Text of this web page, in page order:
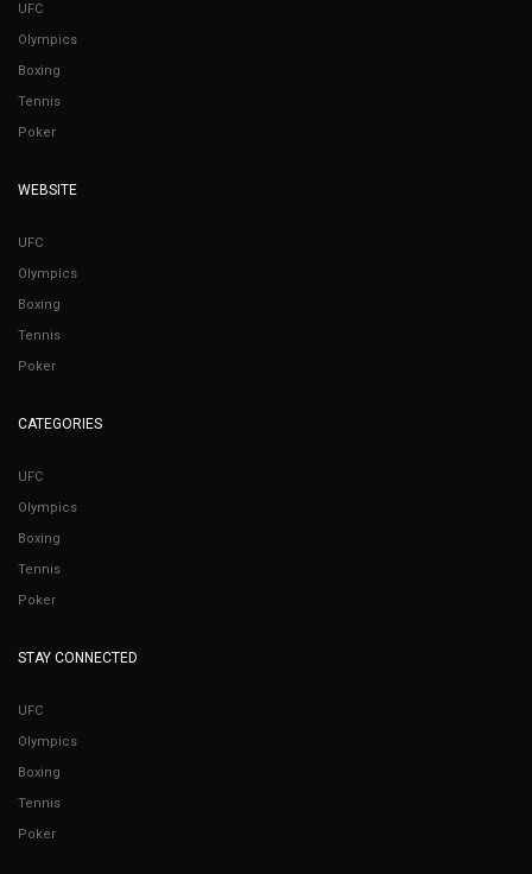
UFC
Olympics
Boxing
Tennis
Poker
WEBSITE
UFC
Olympics
Boxing
Tennis
Poker
CATEGORIES
UFC
Olympics
Boxing
Tennis
Poker
STAY CONNECTED
UFC
Olympics
Boxing
Tennis
Poker